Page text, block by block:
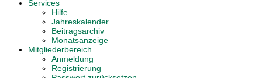
Services
Hilfe
Jahreskalender
Beitragsarchiv
Monatsanzeige
Mitgliederbereich
Anmeldung
Registrierung